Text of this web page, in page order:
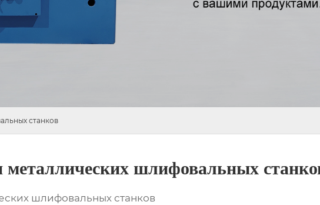
станков
шлифовальных
шлифовальных станков